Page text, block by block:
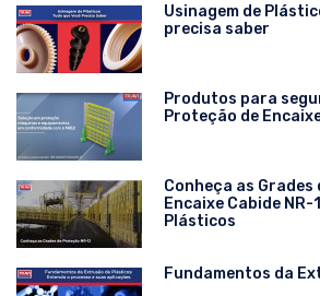
Usinagem de
precisa saber
Produtos para
Proteção de
Conheça as
Encaixe Cabide NR-
Plásticos
Fundamentos da